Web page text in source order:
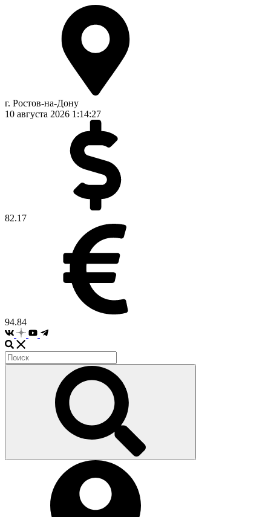
г. Ростов-на-Дону
10 августа 2026 1:14:27
82.17
94.84